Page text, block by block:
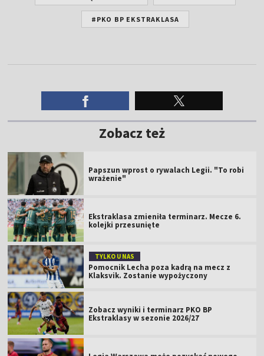
#PKO BP EKSTRAKLASA
Zobacz też
Papszun wprost o rywalach Legii. "To robi
wrażenie"
Ekstraklasa zmieniła terminarz. Mecze 6.
kolejki przesunięte
TYLKO U NAS
Pomocnik Lecha poza kadrą na mecz z
Klaksvik. Zostanie wypożyczony
Zobacz wyniki i terminarz PKO BP
Ekstraklasy w sezonie 2026/27